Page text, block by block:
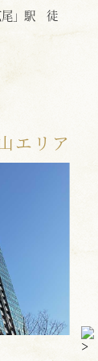
北線 「白
エリア
ワー 価
物